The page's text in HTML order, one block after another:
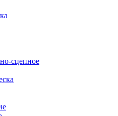
сцепное